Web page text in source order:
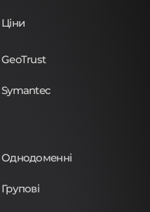
Ціни
GeoTrust
Symantec
Однодоменні
Групові